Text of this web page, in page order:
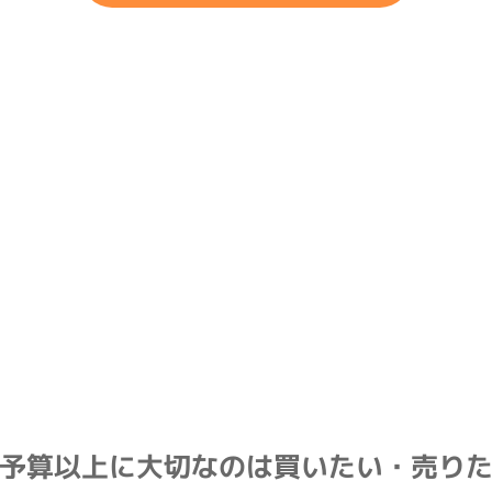
算以上に大切なのは買いたい・売り